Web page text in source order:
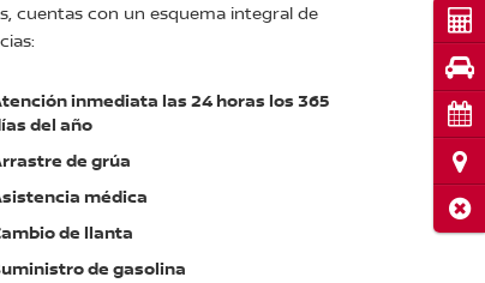
cuentas con un esquema integral de
inmediata las 24 horas los 365
del año
de grúa
médica
de llanta
de gasolina